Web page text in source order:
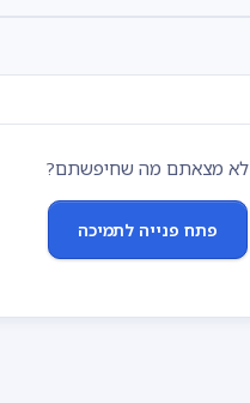
לא מצאתם מה שחיפשתם?
פתח פנייה לתמיכה